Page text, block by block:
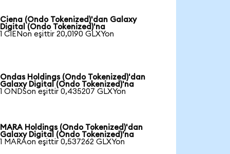
Ciena (Ondo Tokenized)'dan Galaxy
Digital (Ondo Tokenized)'na
1 CIENon eşittir 20,0190 GLXYon
Ondas Holdings (Ondo Tokenized)'dan
Galaxy Digital (Ondo Tokenized)'na
1 ONDSon eşittir 0,435207 GLXYon
MARA Holdings (Ondo Tokenized)'dan
Galaxy Digital (Ondo Tokenized)'na
1 MARAon eşittir 0,537262 GLXYon